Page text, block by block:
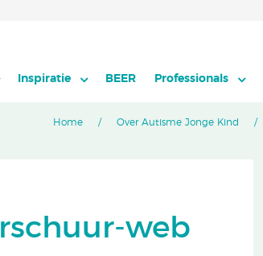
Professionals
BEER
Inspiratie
Home Over Autisme Jonge Kind
web